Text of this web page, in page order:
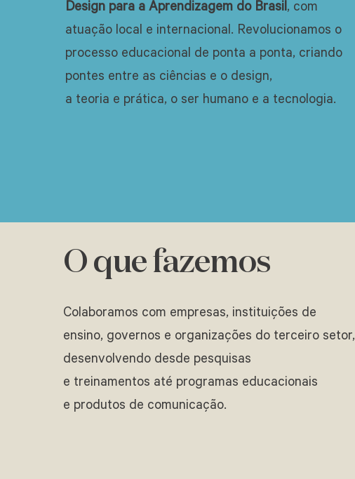
Design para a Aprendizagem do Brasil, com
atuação local e internacional. Revolucionamos o
processo educacional de ponta a ponta, criando
pontes entre as ciências e o design,
a teoria e prática, o ser humano e a tecnologia.
O que fazemos
Colaboramos com empresas, instituições de
ensino, governos e organizações do terceiro setor,
desenvolvendo desde pesquisas
e treinamentos até programas educacionais
e produtos de comunicação.